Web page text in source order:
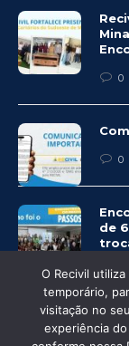
0
0
de
0
O Recivil
temporário,
visitação no
experiência